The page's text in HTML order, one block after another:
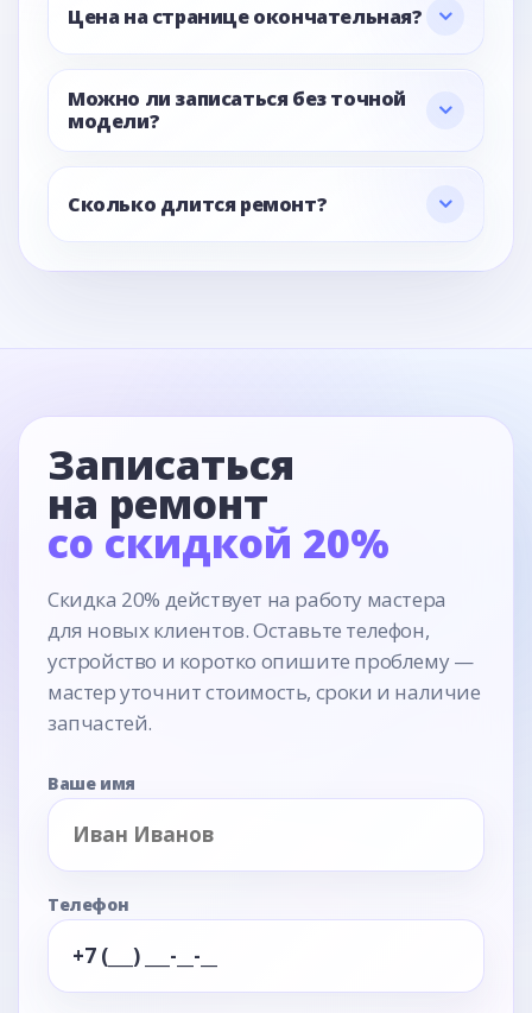
Цена на странице окончательная?
Можно ли записаться без точной
модели?
Сколько длится ремонт?
Записаться
на ремонт
со скидкой 20%
Скидка 20% действует на работу мастера
для новых клиентов. Оставьте телефон,
устройство и коротко опишите проблему —
мастер уточнит стоимость, сроки и наличие
запчастей.
Ваше имя
Телефон